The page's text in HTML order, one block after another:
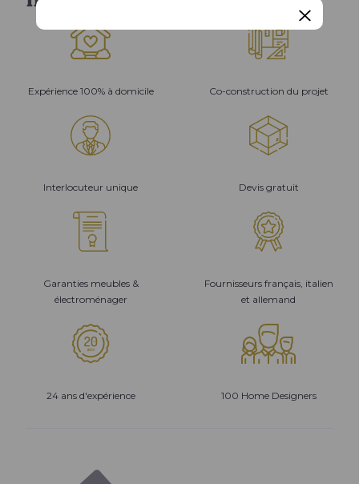
Expérience 100% à domicile Co-construction du projet
Interlocuteur unique Devis gratuit
Garanties meubles &
électroménager
Fournisseurs français, italien
et allemand
24 ans d'expérience 100 Home Designers